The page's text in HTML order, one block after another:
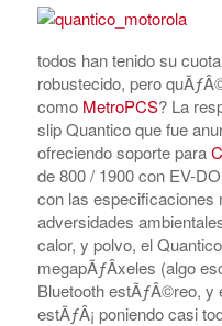
todos han tenido su
robustecido, pero
como MetroPCS? La
slip Quantico que fue
ofreciendo soporte para
de 800 / 1900 con EV-
con las especificaciones
adversidades
calor, y polvo, el
megapÃƒÂ­xeles (algo
Bluetooth estÃƒÂ©reo, y
estÃƒÂ¡ poniendo casi